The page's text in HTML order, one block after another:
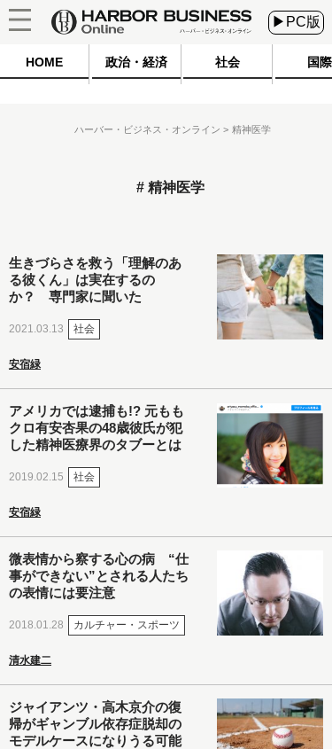
▶PC版
HOME 政治・経済 社会 国際
ハーバー・ビジネス・オンライン 精神医学
精神医学
生きづらさを救う「理解のあ
る彼くん」は実在するの
か？ 専門家に聞いた
2021.03.13 社会
安宿緑
アメリカでは逮捕も!? 元もも
クロ有安杏果の48歳彼氏が犯
した精神医療界のタブーとは
2019.02.15 社会
安宿緑
微表情から察する心の病 “仕
事ができない”とされる人たち
の表情には要注意
2018.01.28 カルチャー・スポーツ
清水建二
ジャイアンツ・高木京介の復
帰がギャンブル依存症脱却の
モデルケースになりうる可能